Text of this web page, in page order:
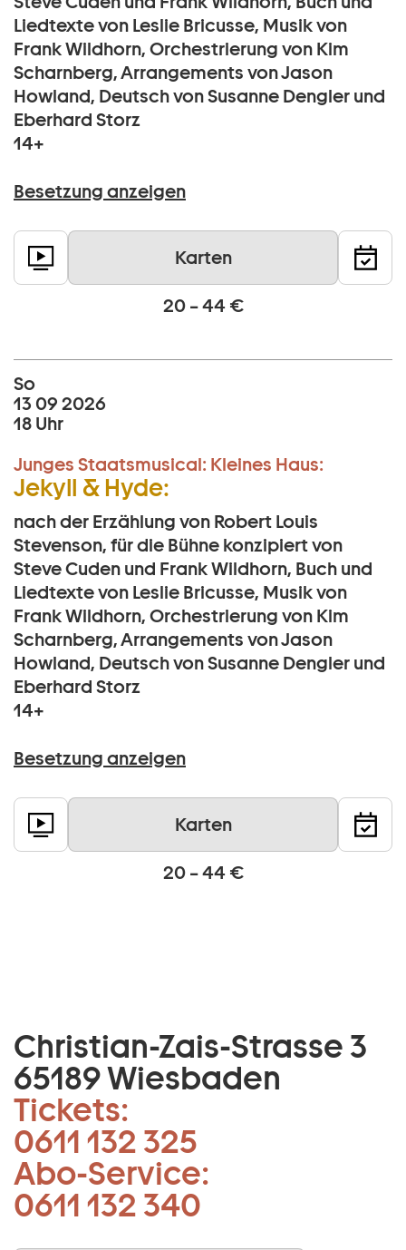
Liedtexte von Leslie Bricusse, Musik von
Frank Wildhorn, Orchestrierung von Kim
Scharnberg, Arrangements von Jason
Howland, Deutsch von Susanne Dengler und
Eberhard Storz
14+
Besetzung anzeigen
Karten
20 – 44 €
So
13 09 2026
18 Uhr
Junges Staatsmusical: Kleines Haus:
Jekyll & Hyde:
nach der Erzählung von Robert Louis
Stevenson, für die Bühne konzipiert von
Steve Cuden und Frank Wildhorn, Buch und
Liedtexte von Leslie Bricusse, Musik von
Frank Wildhorn, Orchestrierung von Kim
Scharnberg, Arrangements von Jason
Howland, Deutsch von Susanne Dengler und
Eberhard Storz
14+
Besetzung anzeigen
Karten
20 – 44 €
Christian-Zais-Strasse 3
65189 Wiesbaden
Tickets:
0611 132 325
Abo-Service:
0611 132 340